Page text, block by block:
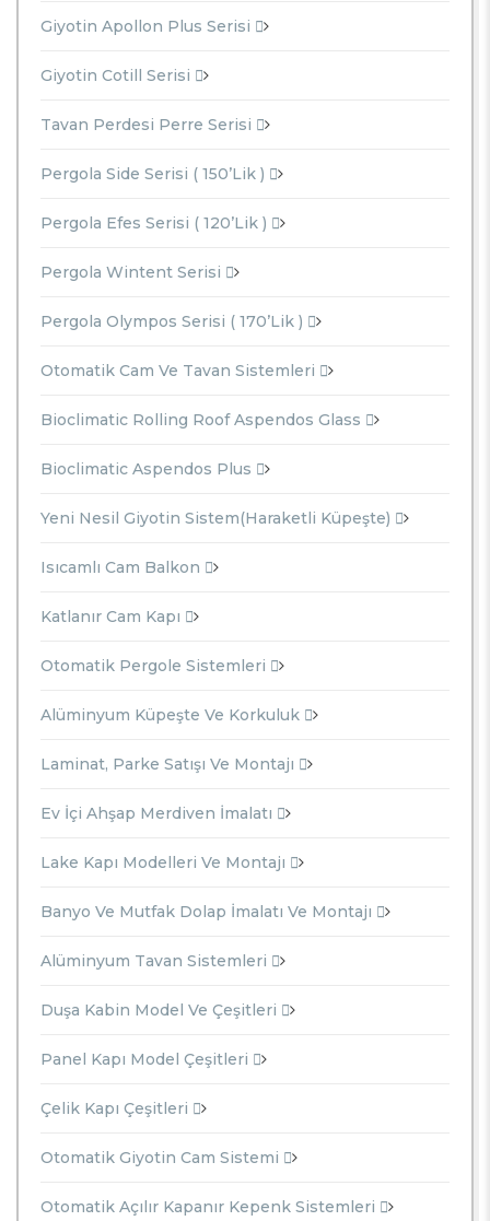
Giyotin Apollon Plus Serisi
Giyotin Cotill Serisi
Tavan Perdesi Perre Serisi
Pergola Side Serisi ( 150’lik )
Pergola Efes Serisi ( 120’lik )
Pergola Wintent Serisi
Pergola Olympos Serisi ( 170’lik )
Otomatik Cam Ve Tavan Sistemleri
Bioclimatic Rolling Roof Aspendos Glass
Bioclimatic Aspendos Plus
Yeni Nesil Giyotin Sistem(Haraketli Küpeşte)
Isıcamlı Cam Balkon
Katlanır Cam Kapı
Otomatik Pergole Sistemleri
Alüminyum Küpeşte Ve Korkuluk
Laminat, Parke Satışı Ve Montajı
Ev İçi Ahşap Merdiven İmalatı
Lake Kapı Modelleri Ve Montajı
Banyo Ve Mutfak Dolap İmalatı Ve Montajı
Alüminyum Tavan Sistemleri
Duşa Kabin Model Ve Çeşitleri
Panel Kapı Model Çeşitleri
Çelik Kapı Çeşitleri
Otomatik Giyotin Cam Sistemi
Otomatik Açılır Kapanır Kepenk Sistemleri